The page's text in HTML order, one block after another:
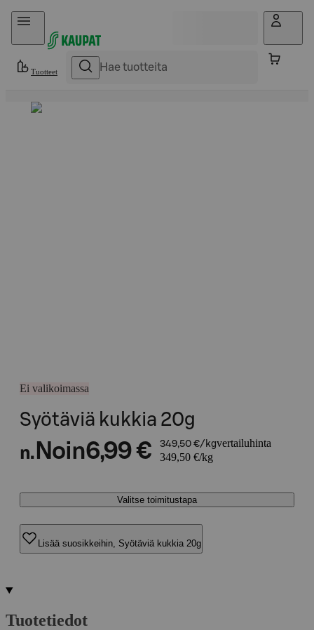
Hyppää sisältöön
Tuotteet
Ei valikoimassa
Syötäviä kukkia 20g
n. Noin6,99 € 349,50 €/kgvertailuhinta
349,50 €/kg
Valitse toimitustapa
Lisää suosikkeihin, Syötäviä kukkia 20g
Tuotetiedot